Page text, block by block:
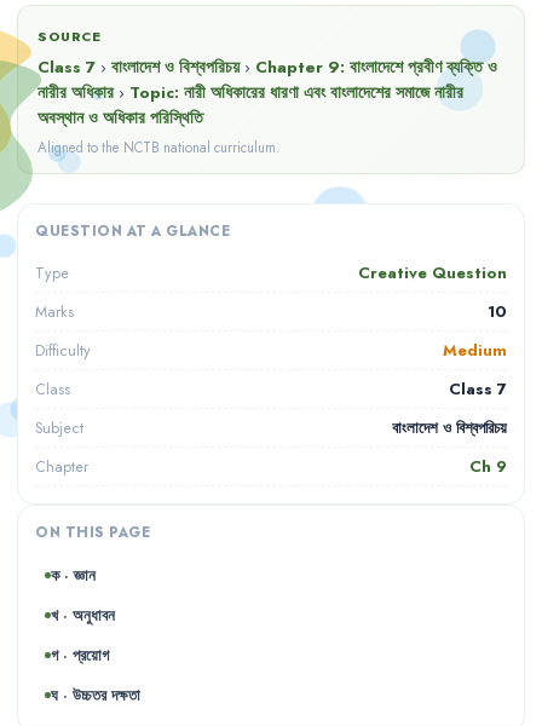
SOURCE
Class 7 › বাংলাদেশ ও বিশ্বপরিচয় › Chapter 9: বাংলাদেশে প্রবীণ ব্যক্তি ও
নারীর অধিকার › Topic: নারী অধিকারের ধারণা এবং বাংলাদেশের সমাজে নারীর
অবস্থান ও অধিকার পরিস্থিতি
Aligned to the NCTB national curriculum.
QUESTION AT A GLANCE
Type Creative Question
Marks 10
Difficulty Medium
Class Class 7
Subject বাংলাদেশ ও বিশ্বপরিচয়
Chapter Ch 9
ON THIS PAGE
ক · জ্ঞান
খ · অনুধাবন
গ · প্রয়োগ
ঘ · উচ্চতর দক্ষতা